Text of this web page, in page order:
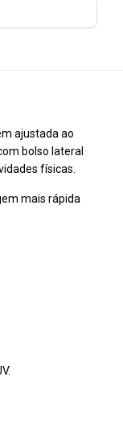
ajustada ao
bolso lateral
físicas.
mais rápida